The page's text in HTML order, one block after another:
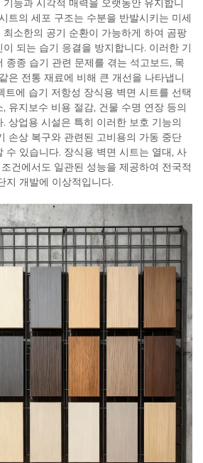
능과 시각적 매력을 오랫동안 유지합니
트의 세포 구조는 수분을 반발시키는 미세
소한의 공기 순환이 가능하게 하여 곰팡
되는 습기 응결을 방지합니다. 이러한 기
종종 습기 관련 문제를 겪는 석고보드, 목
은 전통 재료에 비해 큰 개선을 나타냅니
트에 습기 저항성 장식용 벽면 시트를 선택
유지보수 비용 절감, 건물 수명 연장 등의
상업용 시설은 특히 이러한 보호 기능의
손상 복구와 관련된 고비용의 가동 중단
수 있습니다. 장식용 벽면 시트는 열대, 사
건에서도 일관된 성능을 제공하여 전국적
지 개발에 이상적입니다.